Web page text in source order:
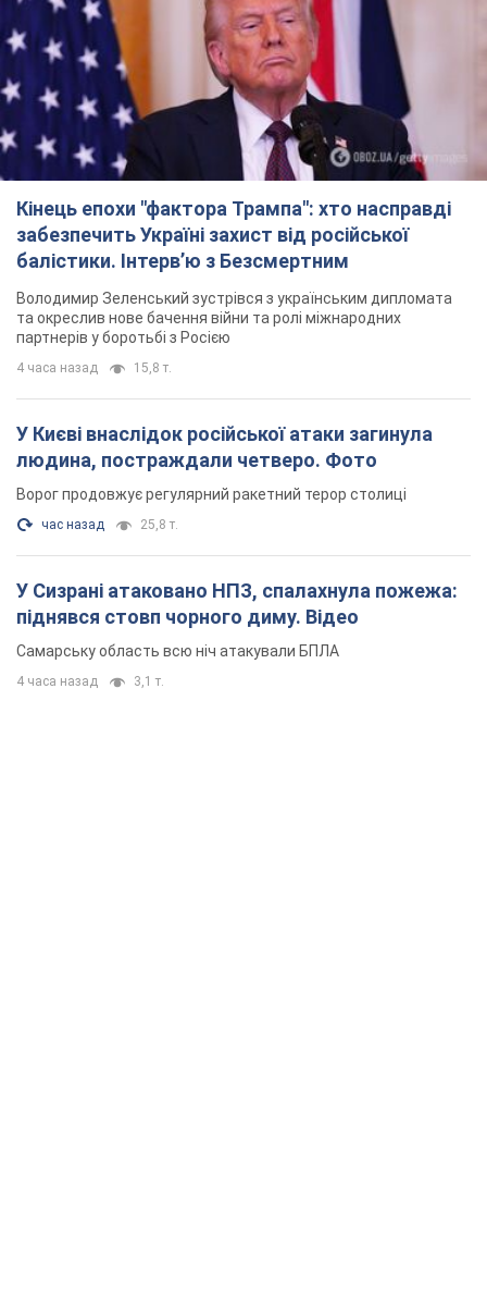
Кінець епохи "фактора Трампа": хто насправді
забезпечить Україні захист від російської
балістики. Інтерв’ю з Безсмертним
Володимир Зеленський зустрівся з українським дипломата
та окреслив нове бачення війни та ролі міжнародних
партнерів у боротьбі з Росією
4 часа назад 15,8 т.
У Києві внаслідок російської атаки загинула
людина, постраждали четверо. Фото
Ворог продовжує регулярний ракетний терор столиці
час назад 25,8 т.
У Сизрані атаковано НПЗ, спалахнула пожежа:
піднявся стовп чорного диму. Відео
Самарську область всю ніч атакували БПЛА
4 часа назад 3,1 т.